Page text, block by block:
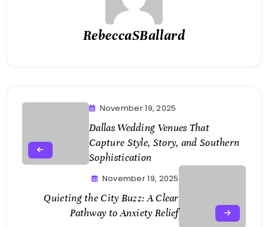
RebeccaSBallard
November 19, 2025
Dallas Wedding Venues That
Capture Style, Story, and Southern
Sophistication
November 19, 2025
Quieting the City Buzz: A Clear
Pathway to Anxiety Relief